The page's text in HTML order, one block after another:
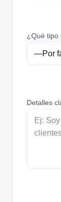
¿Qué tipo
Detalles